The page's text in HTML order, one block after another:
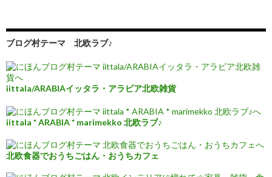
ブログ村テーマ 北欧ラブ♪
iittala/ARABIAイッタラ・アラビア北欧雑貨
iittala * ARABIA * marimekko 北欧ラブ♪
北欧食器でおうちごはん・おうちカフェ